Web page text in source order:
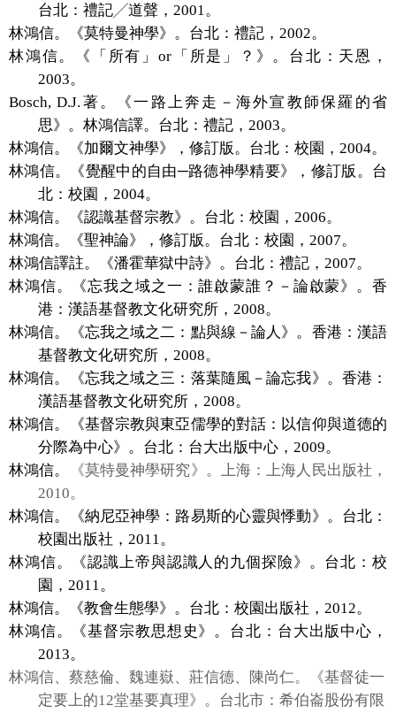
台北：禮記╱道聲， 2001 。
林鴻信。《莫特曼神學》。台北：禮記， 2002。
林鴻信。《「所有」 or「所是」？》。台北：天恩，
2003。
Bosch, D.J. 著。《一路上奔走－海外宣教師保羅的省
思》。林鴻信譯。台北：禮記， 2003。
林鴻信。《加爾文神學》，修訂版。台北：校園， 2004。
林鴻信。《覺醒中的自由─路德神學精要》，修訂版。台
北：校園， 2004。
林鴻信。《認識基督宗教》。台北：校園， 2006。
林鴻信。《聖神論》，修訂版。台北：校園， 2007。
林鴻信譯註。《潘霍華獄中詩》。台北：禮記， 2007。
林鴻信。《忘我之域之一：誰啟蒙誰？－論啟蒙》。香
港：漢語基督教文化研究所， 2008。
林鴻信。《忘我之域之二：點與線－論人》。香港：漢語
基督教文化研究所， 2008。
林鴻信。《忘我之域之三：落葉隨風－論忘我》。香港：
漢語基督教文化研究所， 2008。
林鴻信。《基督宗教與東亞儒學的對話：以信仰與道德的
分際為中心》。台北：台大出版中心， 2009。
林鴻信。
《莫特曼神學研究》。上海：上海人民出版社，
2010。
林鴻信。《納尼亞神學：路易斯的心靈與悸動》。台北：
校園出版社， 2011 。
林鴻信。《認識上帝與認識人的九個探險》。台北：校
園， 2011 。
林鴻信。《教會生態學》。台北：校園出版社， 2012。
林鴻信。《基督宗教思想史》。台北：台大出版中心，
2013。
林鴻信、蔡慈倫、魏連嶽、莊信德、陳尚仁。《基督徒一
定要上的12堂基要真理》。台北市：希伯崙股份有限